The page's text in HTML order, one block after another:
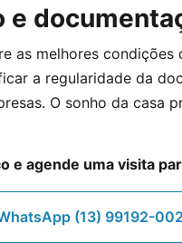
e
as melhores
a regularidade da
O sonho da casa
e agende uma visita
(13) 99192-